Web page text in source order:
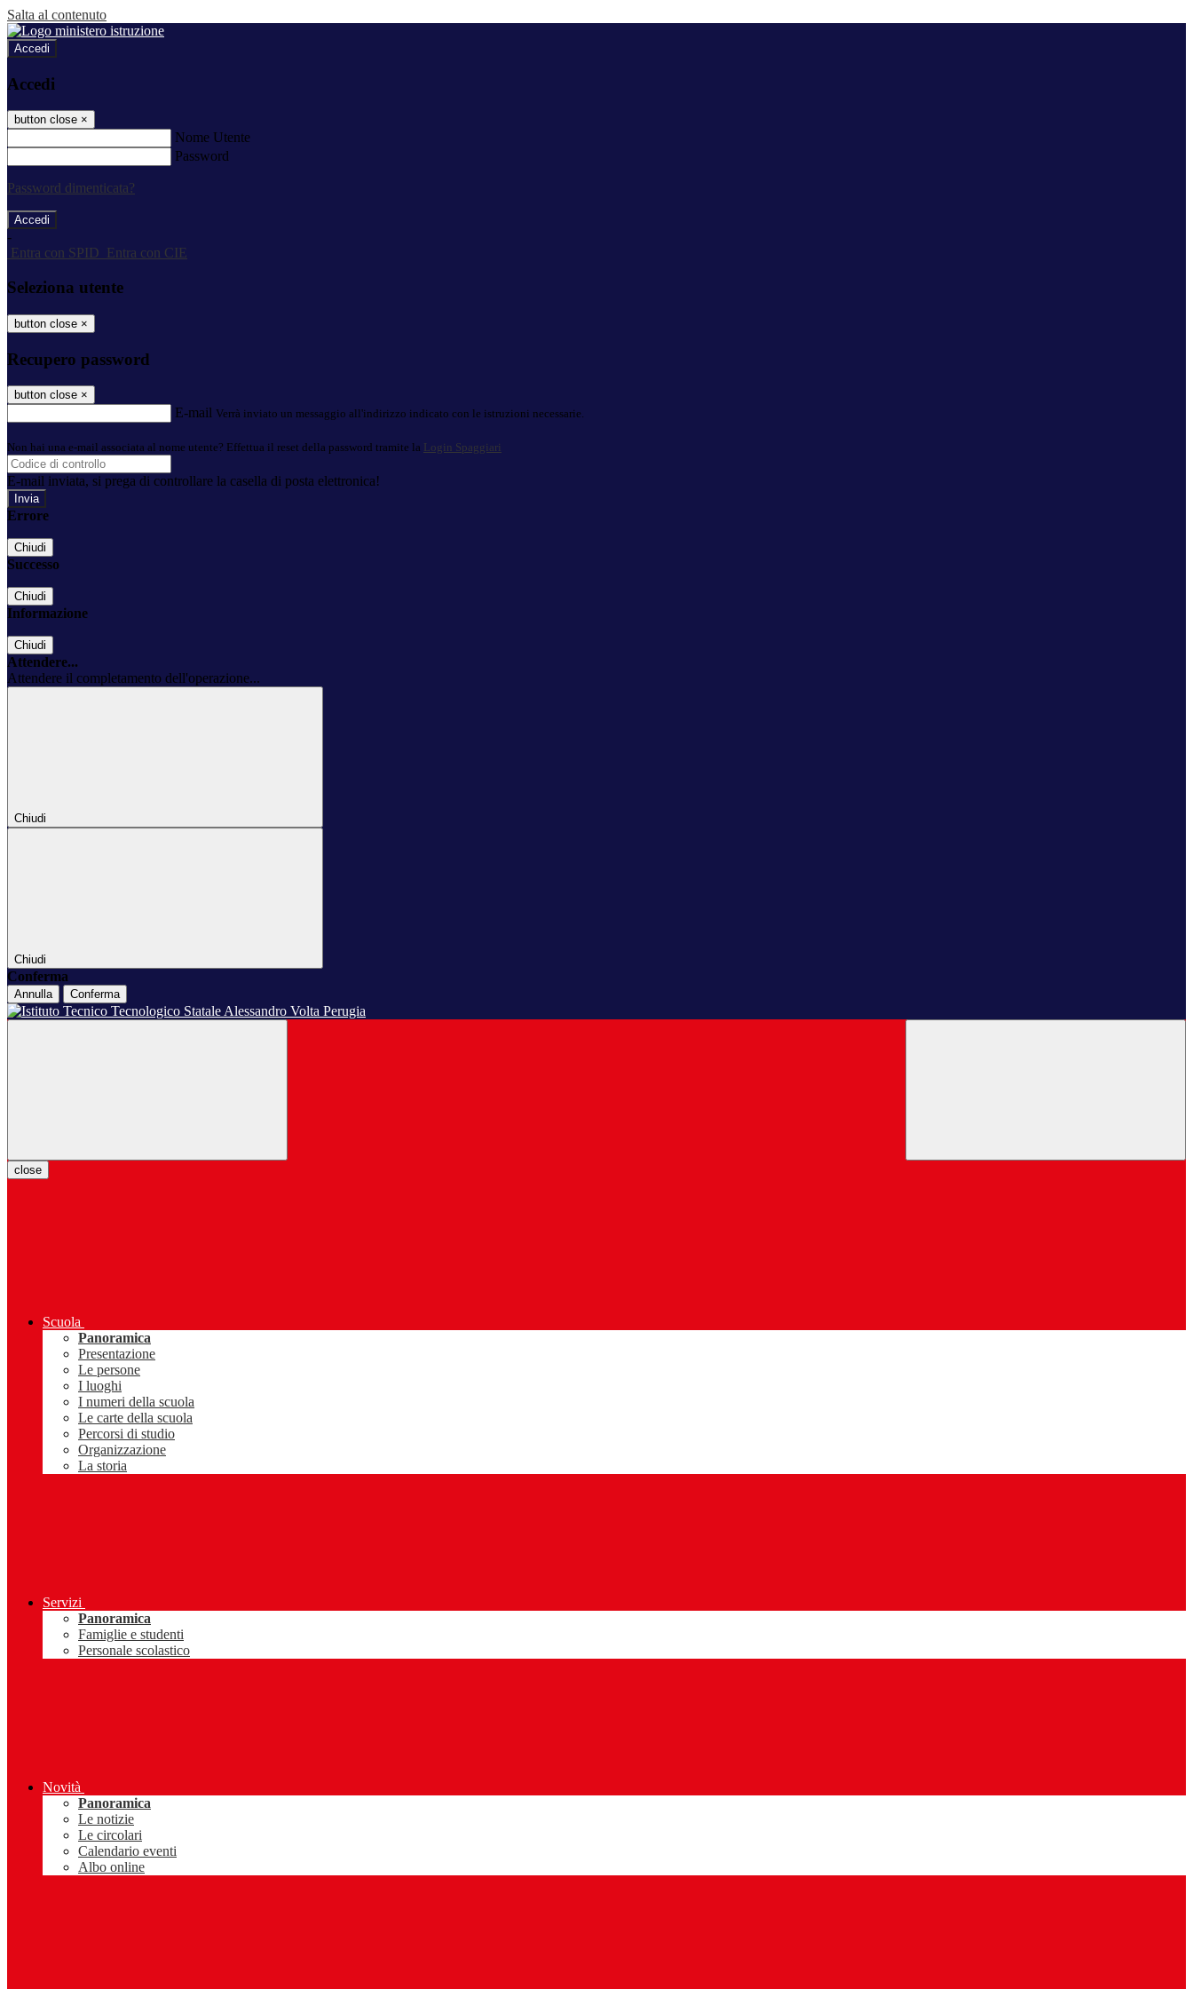
Salta al contenuto
Accedi
Accedi
button close ×
Nome Utente
Password
Password dimenticata?
-
Entra con SPID
Entra con CIE
Seleziona utente
button close ×
Recupero password
button close ×
E-mail Verrà inviato un messaggio all'indirizzo indicato con le istruzioni necessarie.
Non hai una e-mail associata al nome utente? Effettua il reset della password tramite la Login Spaggiari
E-mail inviata, si prega di controllare la casella di posta elettronica!
Errore
Chiudi
Successo
Chiudi
Informazione
Chiudi
Attendere...
Attendere il completamento dell'operazione...
Chiudi
Chiudi
Conferma
Annulla Conferma
close
Scuola
Panoramica
Presentazione
Le persone
I luoghi
I numeri della scuola
Le carte della scuola
Percorsi di studio
Organizzazione
La storia
Servizi
Panoramica
Famiglie e studenti
Personale scolastico
Novità
Panoramica
Le notizie
Le circolari
Calendario eventi
Albo online